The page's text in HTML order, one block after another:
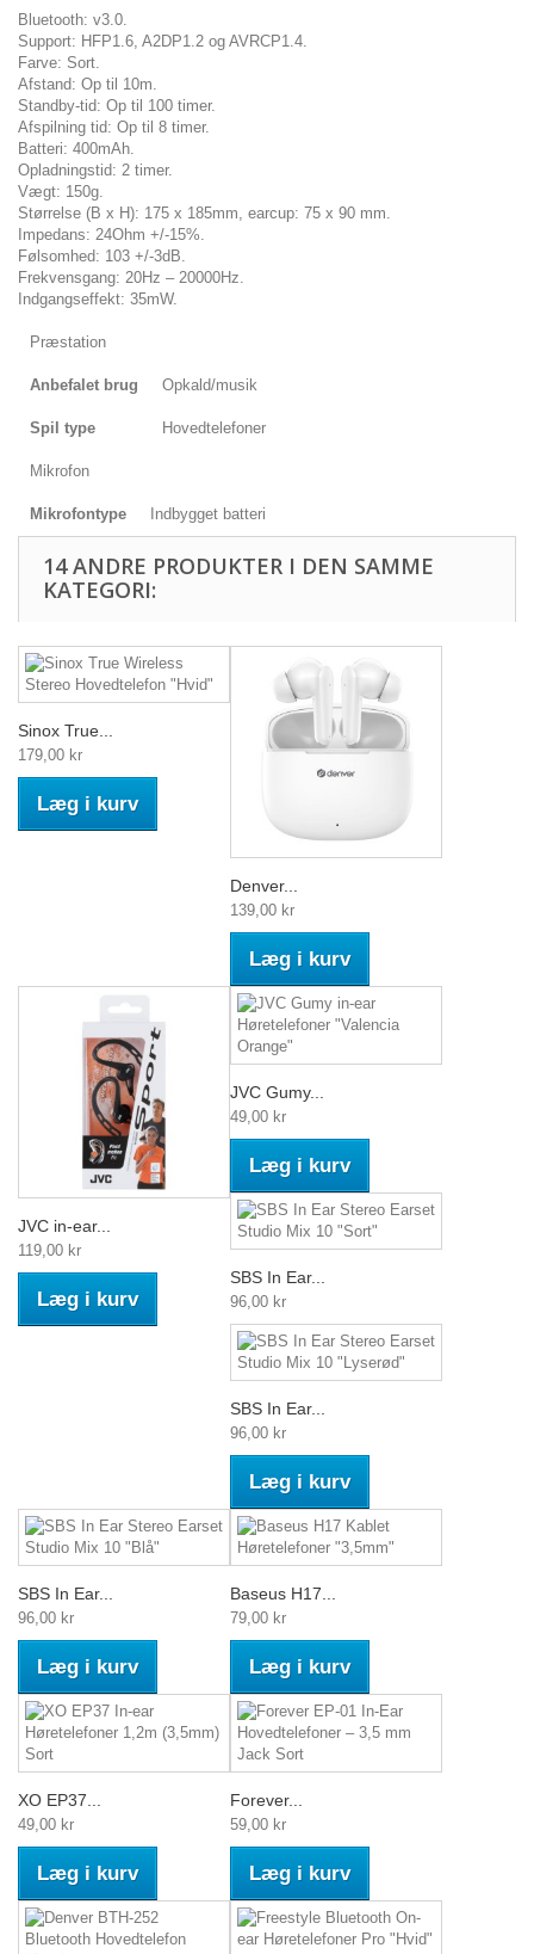
Bluetooth: v3.0.
Support: HFP1.6, A2DP1.2 og AVRCP1.4.
Farve: Sort.
Afstand: Op til 10m.
Standby-tid: Op til 100 timer.
Afspilning tid: Op til 8 timer.
Batteri: 400mAh.
Opladningstid: 2 timer.
Vægt: 150g.
Størrelse (B x H): 175 x 185mm, earcup: 75 x 90 mm.
Impedans: 24Ohm +/-15%.
Følsomhed: 103 +/-3dB.
Frekvensgang: 20Hz – 20000Hz.
Indgangseffekt: 35mW.
Præstation
Anbefalet brug Opkald/musik
Spil type Hovedtelefoner
Mikrofon
Mikrofontype Indbygget batteri
14 ANDRE PRODUKTER I DEN SAMME
KATEGORI:
Sinox True...
179,00 kr
Læg i kurv
Denver...
139,00 kr
Læg i kurv
JVC in-ear...
119,00 kr
Læg i kurv
JVC Gumy...
49,00 kr
Læg i kurv
SBS In Ear...
96,00 kr
SBS In Ear...
96,00 kr
Læg i kurv
SBS In Ear...
96,00 kr
Læg i kurv
Baseus H17...
79,00 kr
Læg i kurv
XO EP37...
49,00 kr
Læg i kurv
Forever...
59,00 kr
Læg i kurv